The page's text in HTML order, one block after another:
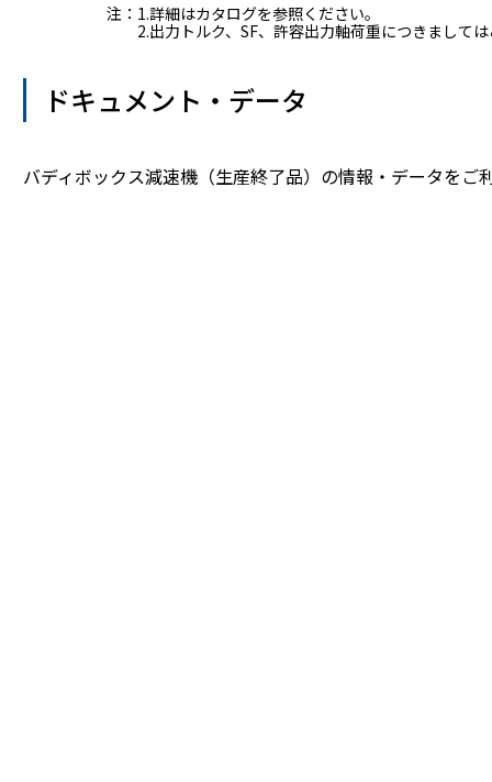
注： 1.詳細はカタログを参照ください。
2.出力トルク、SF、許容出力軸荷重につきまして
ドキュメント・データ
バディボックス減速機（生産終了品）の情報・データをご